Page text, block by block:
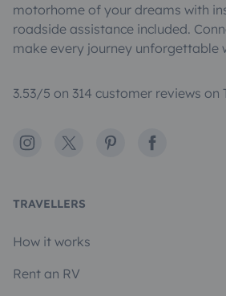
motorhome of your dreams with
roadside assistance included.
make every journey unforgettable
3.53/5 on 314 customer reviews on
Instagram
X PinterestFacebook
TRAVELLERS
How it works
Rent an RV